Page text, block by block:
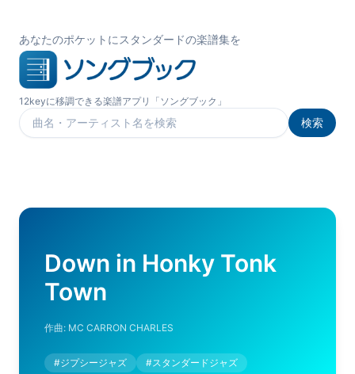
あなたのポケットにスタンダードの楽譜集を
12keyに移調できる楽譜アプリ「ソングブック」
楽曲を検索
検索
Down in Honky Tonk
Town
作曲: MC CARRON CHARLES
#ジプシージャズ #スタンダードジャズ